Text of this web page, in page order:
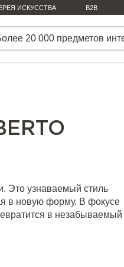
ИСКУССТВА B2B
Это узнаваемый стиль
в новую форму. В фокусе
в незабываемый